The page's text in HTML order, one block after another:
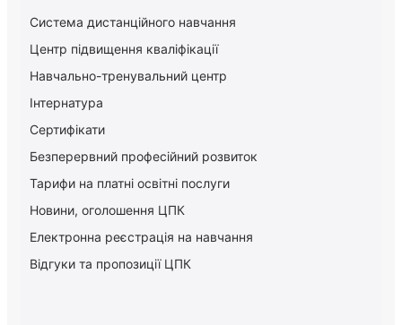
Система дистанційного навчання
Центр підвищення кваліфікації
Навчально-тренувальний центр
Інтернатура
Сертифікати
Безперервний професійний розвиток
Тарифи на платні освітні послуги
Новини, оголошення ЦПК
Електронна реєстрація на навчання
Відгуки та пропозиції ЦПК